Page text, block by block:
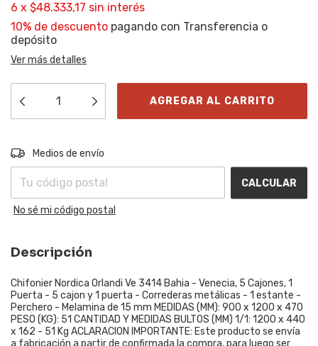
6 x $48.333,17 sin interés
10% de descuento pagando con Transferencia o
depósito
Ver más detalles
Entregas para el CP:
Medios de envío
CALCULAR
No sé mi código postal
Descripción
Chifonier Nordica Orlandi Ve 3414 Bahia - Venecia, 5 Cajones, 1
Puerta - 5 cajon y 1 puerta - Correderas metálicas - 1 estante -
Perchero - Melamina de 15 mm MEDIDAS (MM): 900 x 1200 x 470
PESO (KG): 51 CANTIDAD Y MEDIDAS BULTOS (MM) 1/1: 1200 x 440
x 162 - 51 Kg ACLARACION IMPORTANTE: Este producto se envía
a fabricación a partir de confirmada la compra, para luego ser